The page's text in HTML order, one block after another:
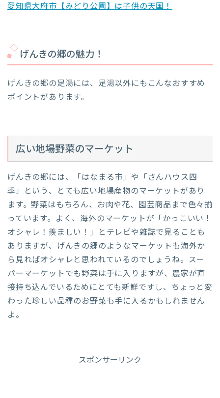
愛知県大府市【みどり公園】は子供の天国！
げんきの郷の魅力！
げんきの郷の足湯には、足湯以外にもこんなおすすめ
ポイントがあります。
広い地場野菜のマーケット
げんきの郷には、「はなまる市」や「さんハウス四
季」という、とても広い地場産物のマーケットがあり
ます。野菜はもちろん、お肉や花、園芸商品まで色々揃
っています。よく、海外のマーケットが「かっこいい！
オシャレ！羨ましい！」とテレビや雑誌で見ることも
ありますが、げんきの郷のようなマーケットも海外か
ら見ればオシャレと思われているのでしょうね。スー
パーマーケットでも野菜は手に入りますが、農家が直
接持ち込んでいるためにとても新鮮ですし、ちょっと変
わった珍しい品種のお野菜も手に入るかもしれません
よ。
スポンサーリンク